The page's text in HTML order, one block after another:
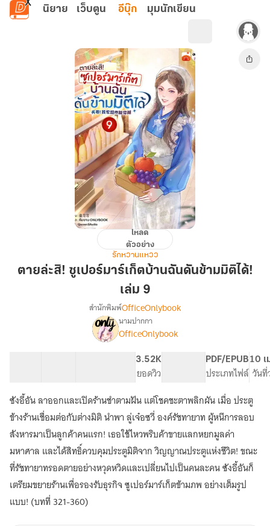
ข้ามไปยังเนื้อหาหลัก
นิยาย เว็บตูน อีบุ๊ก มุมนักเขียน
สิ!
ซู
มาร์เก็ต
บ้าน
ดัน
มิติ
ได้!
เล่ม
9
โหลด
ตัวอย่าง
รักหวานแหวว
ตายล่ะสิ! ซูเปอร์มาร์เก็ตบ้านฉันดันข้ามมิติได้!
เล่ม 9
เรื่อง
ตาย
ล่ะ
สิ!
ซู
เปอร์
มาร์เก็ต
บ้าน
ฉัน
ดัน
ข้าม
มิติ
ได้!
สำนักพิมพ์OfficeOnlybook
นามปากกา
OfficeOnlybook
3.52K
ยอดวิว
PDF/EPUB
ประเภทไฟล์
10 เ
วันที่
ซังอี้อัน ลาออกและเปิดร้านชำตามฝัน แต่โชคชะตาพลิกผัน เมื่อ ประตู
ข้างร้านเชื่อมต่อกับต่างมิติ นำพา ลู่เจ๋อซวี่ องค์รัชทายาท ผู้หนีการลอบ
สังหารมาเป็นลูกค้าคนแรก! เธอใช้ไหวพริบค้าขายแลกหยกมูลค่า
มหาศาล และได้สิทธิ์ควบคุมประตูมิติจาก วิญญาณประตูแห่งชีวิต! ขณะ
ที่รัชทายาทรอดตายอย่างหวุดหวิดและเปลี่ยนไปเป็นคนละคน ซังอี้อันก็
เตรียมขยายร้านเพื่อรองรับธุรกิจ ซูเปอร์มาร์เก็ตข้ามภพ อย่างเต็มรูป
แบบ! (บทที่ 321-360)